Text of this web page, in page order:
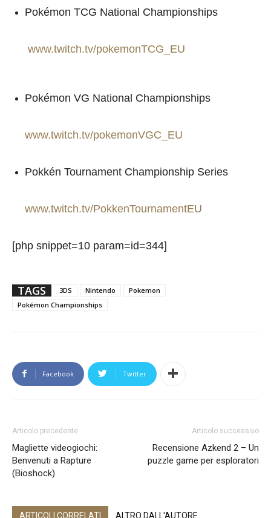
Pokémon TCG National Championships
www.twitch.tv/pokemonTCG_EU
Pokémon VG National Championships
www.twitch.tv/pokemonVGC_EU
Pokkén Tournament Championship Series
www.twitch.tv/PokkenTournamentEU
[php snippet=10 param=id=344]
TAGS 3DS Nintendo
Pokemon
Pokémon Championships
Facebook Twitter
Articolo precedente
Magliette videogiochi:
Benvenuti a Rapture
(Bioshock)
Articolo successivo
Recensione Azkend 2 – Un
puzzle game per esploratori
ARTICOLI CORRELATI ALTRO DALL'AUTORE